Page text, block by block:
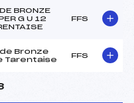
BRONZE
G U 12
FFS
Bronze
Tarentaise
FFS